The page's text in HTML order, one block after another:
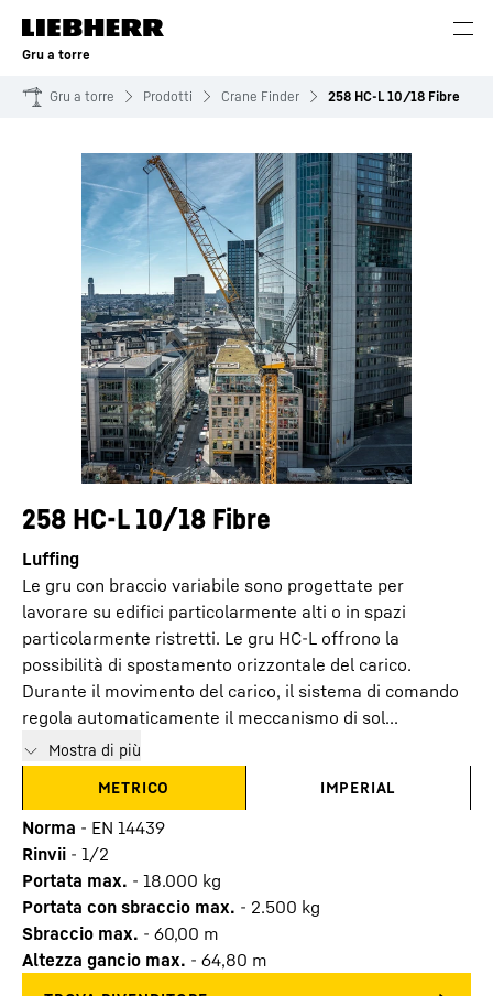
Gru a torre
Gru a torre Prodotti Crane Finder 258 HC-L 10/18 Fibre
258 HC-L 10/18 Fibre
Luffing
Le gru con braccio variabile sono progettate per
lavorare su edifici particolarmente alti o in spazi
particolarmente ristretti. Le gru HC-L offrono la
possibilità di spostamento orizzontale del carico.
Durante il movimento del carico, il sistema di comando
regola automaticamente il meccanismo di sol...
Mostra di più
METRICO
IMPERIAL
Norma - EN 14439
Rinvii - 1/2
Portata max. - 18.000 kg
Portata con sbraccio max. - 2.500 kg
Sbraccio max. - 60,00 m
Altezza gancio max. - 64,80 m